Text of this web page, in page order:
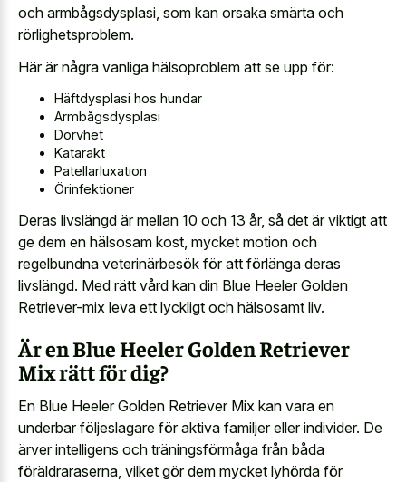
och armbågsdysplasi, som kan orsaka smärta och
rörlighetsproblem.
Här är några vanliga hälsoproblem att se upp för:
Häftdysplasi hos hundar
Armbågsdysplasi
Dörvhet
Katarakt
Patellarluxation
Örinfektioner
Deras livslängd är mellan 10 och 13 år, så det är viktigt att
ge dem en hälsosam kost, mycket motion och
regelbundna veterinärbesök för att förlänga deras
livslängd. Med rätt vård kan din Blue Heeler Golden
Retriever-mix leva ett lyckligt och hälsosamt liv.
Är en Blue Heeler Golden Retriever
Mix rätt för dig?
En Blue Heeler Golden Retriever Mix kan vara en
underbar följeslagare för aktiva familjer eller individer. De
ärver intelligens och träningsförmåga från båda
föräldraraserna, vilket gör dem mycket lyhörda för